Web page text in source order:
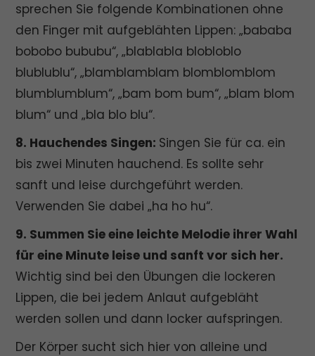
sprechen Sie folgende Kombinationen ohne
den Finger mit aufgeblähten Lippen: „bababa
bobobo bububu“, „blablabla blobloblo
blublublu“, „blamblamblam blomblomblom
blumblumblum“, „bam bom bum“, „blam blom
blum“ und „bla blo blu“.
8. Hauchendes Singen: Singen Sie für ca. ein
bis zwei Minuten hauchend. Es sollte sehr
sanft und leise durchgeführt werden.
Verwenden Sie dabei „ha ho hu“.
9. Summen Sie eine leichte Melodie ihrer Wahl
für eine Minute leise und sanft vor sich her.
Wichtig sind bei den Übungen die lockeren
Lippen, die bei jedem Anlaut aufgebläht
werden sollen und dann locker aufspringen.
Der Körper sucht sich hier von alleine und